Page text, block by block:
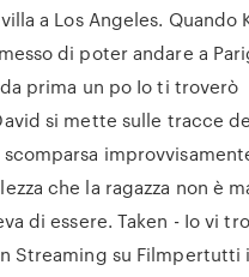
a Los Angeles. Quando
di poter andare a
prima un po Io ti troverò
si mette sulle tracce
scomparsa
che la ragazza non è
di essere. Taken - Io vi
Streaming su Filmpertutti